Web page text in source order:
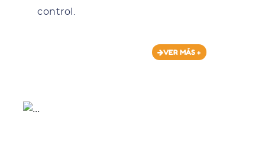
control.
VER MÁS +